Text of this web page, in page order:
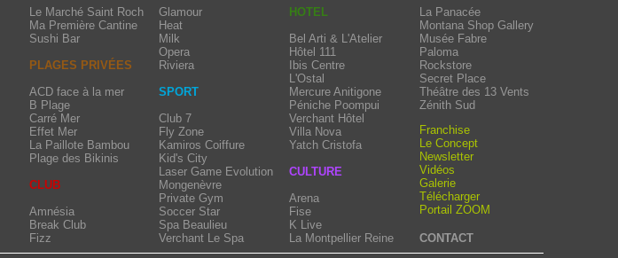
Franchise
Le Concept
Newsletter
Vidéos
Galerie
Télécharger
Portail ZOOM
La Panacée
Montana Shop Gallery
Musée Fabre
Paloma
Rockstore
Secret Place
Théâtre des 13 Vents
Zénith Sud
CONTACT
HOTEL
Bel Arti & L'Atelier
Hôtel 111
Ibis Centre
L'Ostal
Mercure Anitigone
Péniche Poompui
Verchant Hôtel
Villa Nova
Yatch Cristofa
CULTURE
Arena
Fise
K Live
La Montpellier Reine
Glamour
Heat
Milk
Opera
Riviera
SPORT
Club 7
Fly Zone
Kamiros Coiffure
Kid's City
Laser Game Evolution
Mongenèvre
Private Gym
Soccer Star
Spa Beaulieu
Verchant Le Spa
Le Marché Saint Roch
Ma Première Cantine
Sushi Bar
PLAGES PRIVÉES
ACD face à la mer
B Plage
Carré Mer
Effet Mer
La Paillote Bambou
Plage des Bikinis
CLUB
Amnésia
Break Club
Fizz